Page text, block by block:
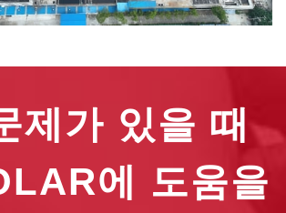
제가 있을 때
에 도움을